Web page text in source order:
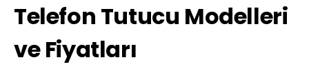
Telefon Tutucu Modelleri
ve Fiyatları